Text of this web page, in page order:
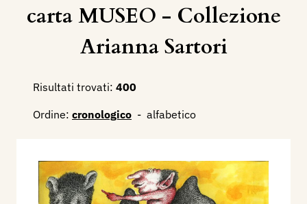
carta MUSEO - Collezione
Arianna Sartori
Risultati trovati: 400
Ordine: cronologico - alfabetico